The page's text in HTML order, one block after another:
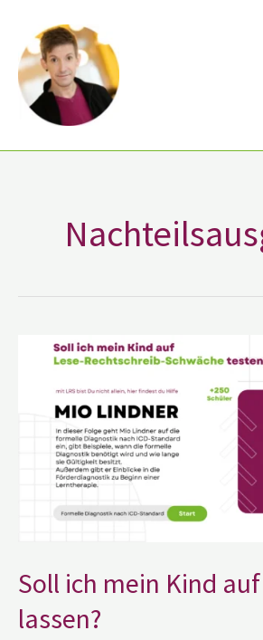
Inhalt
springen
Soll ich mein Kind
lassen?
Soll
ich
mein
Kind
auf
LRS
testen
lassen?